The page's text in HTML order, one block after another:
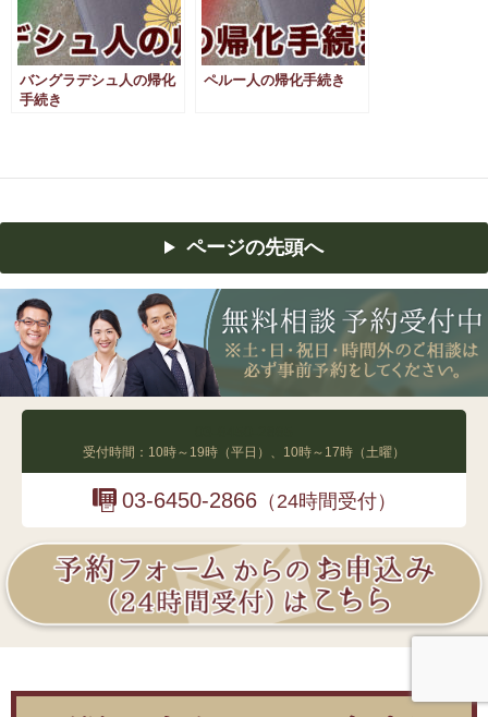
バングラデシュ人の帰化
手続き
ペルー人の帰化手続き
ページの先頭へ
受付時間：10時～19時（平日）、10時～17時（土曜）
03-6450-2866（24時間受付）